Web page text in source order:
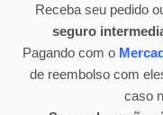
Receba seu pedido
seguro
Pagando com o
de reembolso com
caso